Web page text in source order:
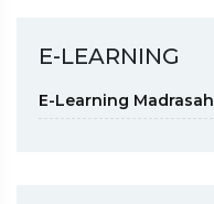
E-LEARNING
E-Learning Madrasah